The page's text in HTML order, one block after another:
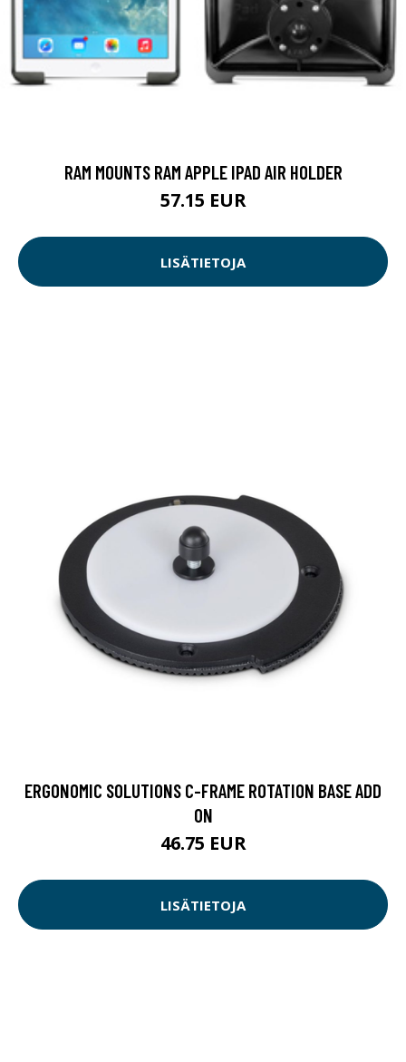
RAM MOUNTS RAM APPLE IPAD AIR HOLDER
57.15 EUR
LISÄTIETOJA
ERGONOMIC SOLUTIONS C-FRAME ROTATION BASE ADD
ON
46.75 EUR
LISÄTIETOJA